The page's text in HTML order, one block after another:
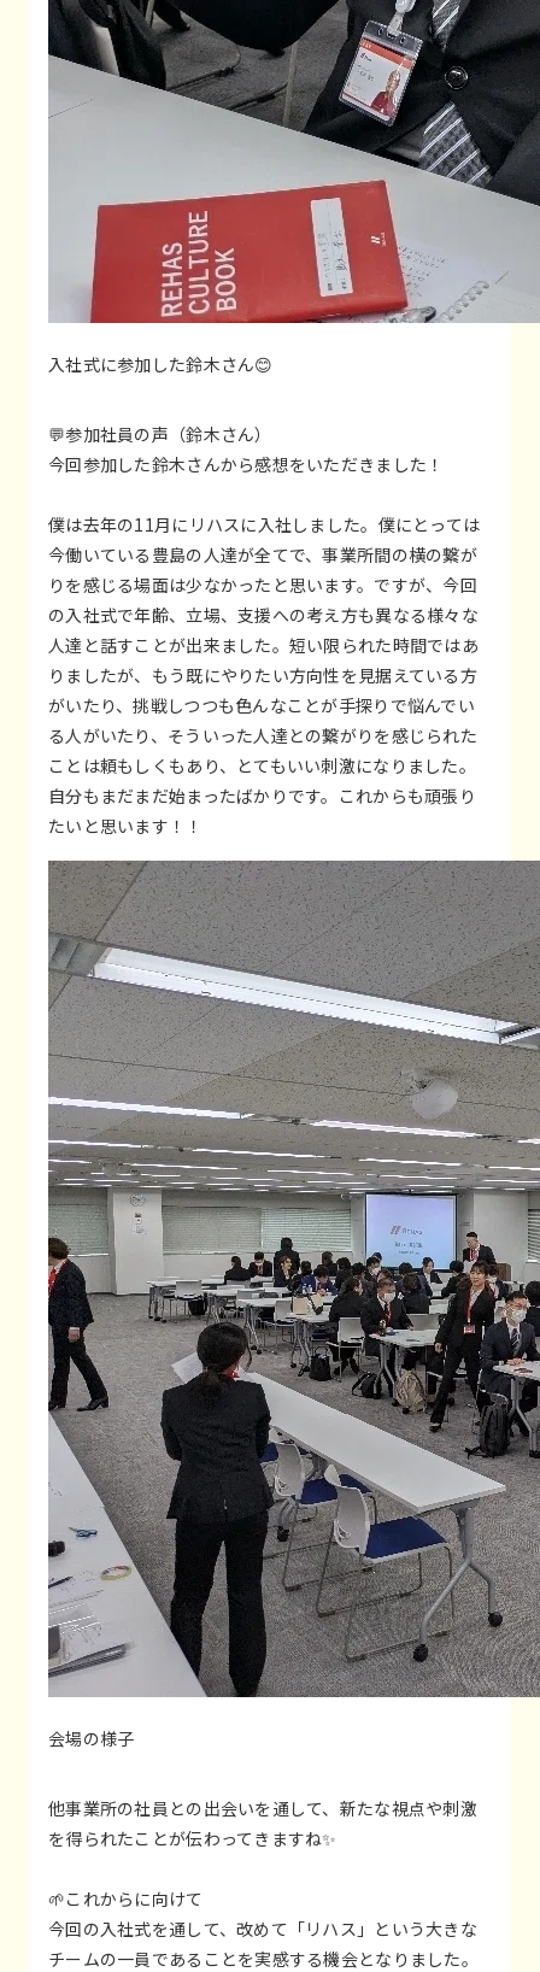
入社式に参加した鈴木さん😊
💬参加社員の声（鈴木さん）
今回参加した鈴木さんから感想をいただきました！
僕は去年の11月にリハスに入社しました。僕にとっては
今働いている豊島の人達が全てで、事業所間の横の繋が
りを感じる場面は少なかったと思います。ですが、今回
の入社式で年齢、立場、支援への考え方も異なる様々な
人達と話すことが出来ました。短い限られた時間ではあ
りましたが、もう既にやりたい方向性を見据えている方
がいたり、挑戦しつつも色んなことが手探りで悩んでい
る人がいたり、そういった人達との繋がりを感じられた
ことは頼もしくもあり、とてもいい刺激になりました。
自分もまだまだ始まったばかりです。これからも頑張り
たいと思います！！
会場の様子
他事業所の社員との出会いを通して、新たな視点や刺激
を得られたことが伝わってきますね✨
🌱これからに向けて
今回の入社式を通して、改めて「リハス」という大きな
チームの一員であることを実感する機会となりました。